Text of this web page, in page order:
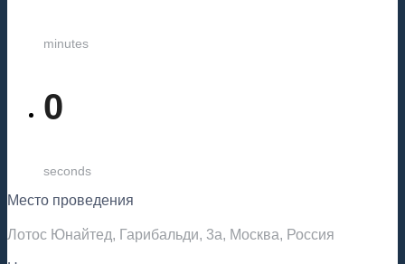
minutes
0
seconds
Место проведения
Лотос Юнайтед, Гарибальди, 3а, Москва, Россия